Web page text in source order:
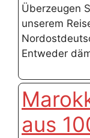
Überzeugen
unserem
Entweder
aus